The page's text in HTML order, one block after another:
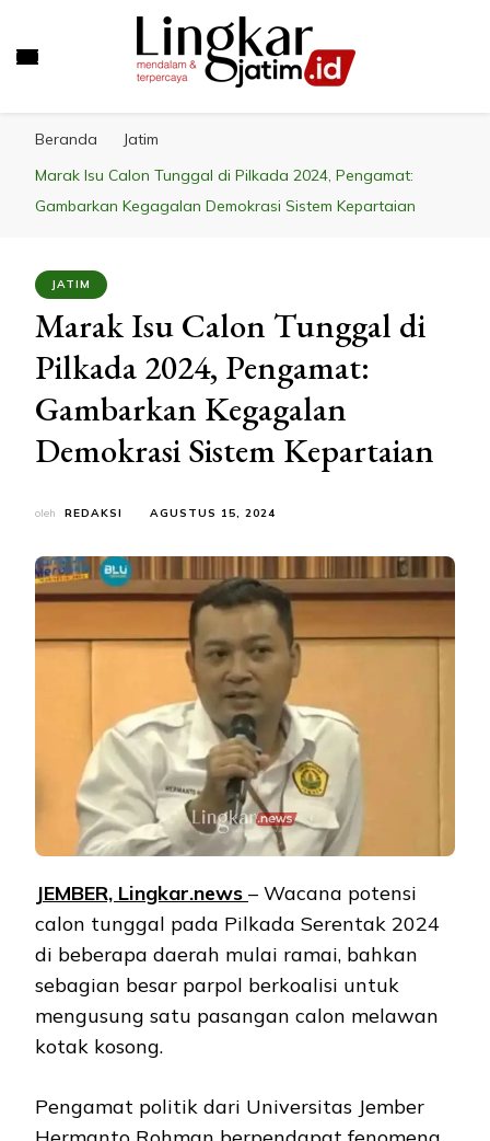
Beranda
Jatim
Marak Isu Calon Tunggal di Pilkada 2024, Pengamat:
Gambarkan Kegagalan Demokrasi Sistem Kepartaian
JATIM
Marak Isu Calon Tunggal di
Pilkada 2024, Pengamat:
Gambarkan Kegagalan
Demokrasi Sistem Kepartaian
oleh REDAKSI AGUSTUS 15, 2024
JEMBER, Lingkar.news – Wacana potensi
calon tunggal pada Pilkada Serentak 2024
di beberapa daerah mulai ramai, bahkan
sebagian besar parpol berkoalisi untuk
mengusung satu pasangan calon melawan
kotak kosong.
Pengamat politik dari Universitas Jember